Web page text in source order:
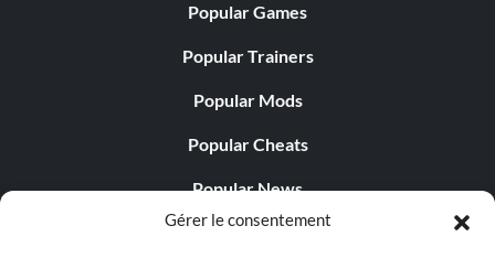
Gérer le consentement
Popular Games
Popular Trainers
Popular Mods
Popular Cheats
Popular News
Popular Editorials